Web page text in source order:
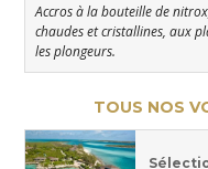
Accros à la bouteille de
chaudes et cristallines, aux
les plongeurs.
TOUS NOS